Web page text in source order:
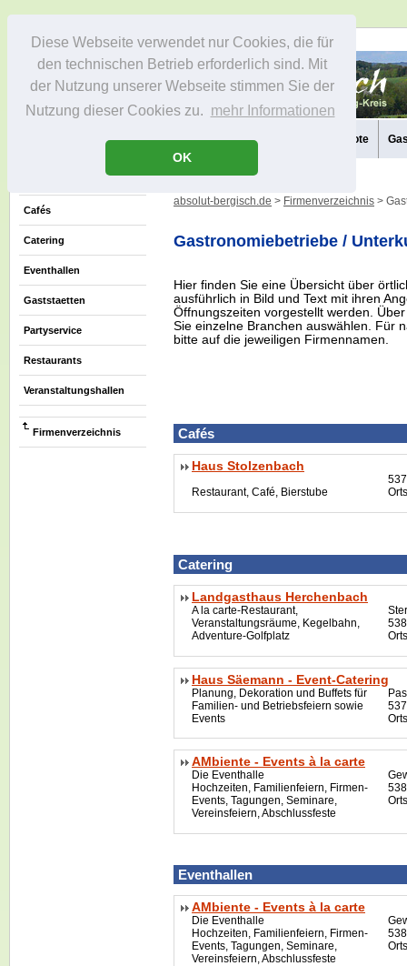
Diese Webseite verwendet nur Cookies, die für
den technischen Betrieb erforderlich sind. Mit
der Nutzung unserer Webseite stimmen Sie der
Nutzung dieser Cookies zu. mehr Informationen
OK
Die Region Infos Aktivitäten Freizeitangebote
Cafés
Catering
Eventhallen
Gaststaetten
Partyservice
Restaurants
Veranstaltungshallen
Firmenverzeichnis
absolut-bergisch.de > Firmenverzeichnis >
Gastronomiebetriebe /
Hier finden Sie eine Übersicht über
ausführlich in Bild und Text mit ihren
Öffnungszeiten vorgestellt werden.
Sie einzelne Branchen auswählen. Für
bitte auf die jeweiligen Firmennamen.
Cafés
Haus Stolzenbach
Restaurant, Café, Bierstube
Catering
Landgasthaus Herchenbach
A la carte-Restaurant,
Veranstaltungsräume, Kegelbahn,
Adventure-Golfplatz
Haus Säemann - Event-Catering
Planung, Dekoration und Buffets für
Familien- und Betriebsfeiern sowie
Events
AMbiente - Events à la carte
Die Eventhalle
Hochzeiten, Familienfeiern, Firmen-
Events, Tagungen, Seminare,
Vereinsfeiern, Abschlussfeste
Eventhallen
AMbiente - Events à la carte
Die Eventhalle
Hochzeiten, Familienfeiern, Firmen-
Events, Tagungen, Seminare,
Vereinsfeiern, Abschlussfeste